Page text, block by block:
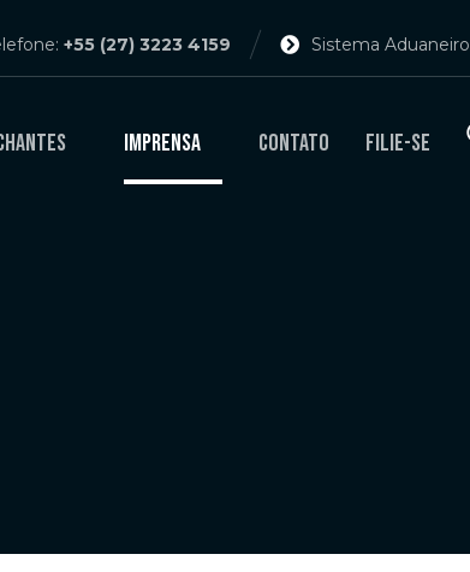
Sistema Aduaneiro
+55 (27) 3223 4159
Imprensa Contato Filie-se